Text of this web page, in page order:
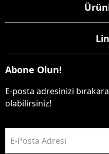
Abone Olun!
E-posta adresinizi
olabilirsiniz!
E-Posta Adresi